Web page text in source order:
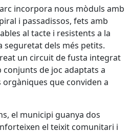
incorpora nous mòduls amb
i passadissos, fets amb
al tacte i resistents a la
dels més petits.
un circuit de fusta integrat
de joc adaptats a
que conviden a
el municipi guanya dos
el teixit comunitari i